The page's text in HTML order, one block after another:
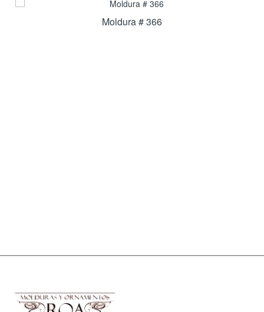
Moldura # 366